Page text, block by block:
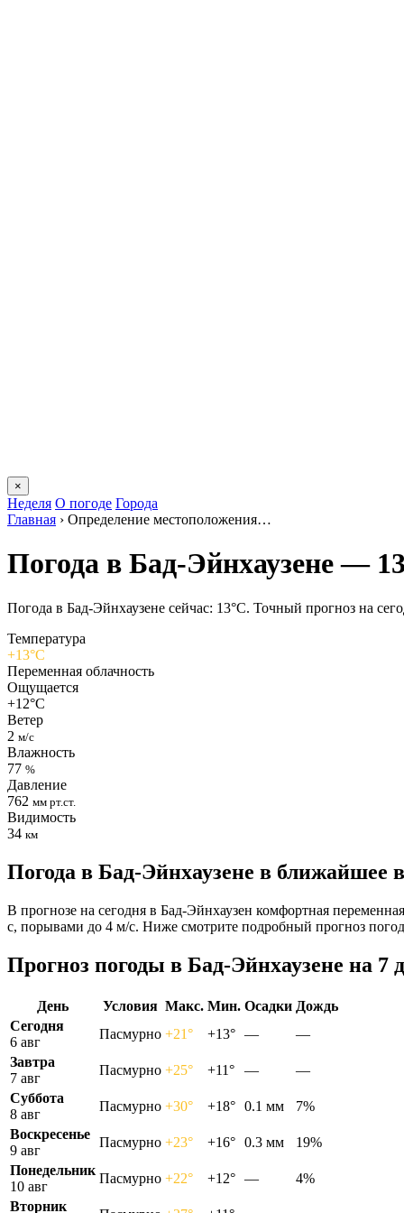
×
Неделя О погоде Города
Главная › Определение местоположения…
Погода в Бад-Эйнхаузене —
Погода в Бад-Эйнхаузене сейчас: 13°C. Точный прогноз на
Температура
+13°C
Переменная облачность
Ощущается
+12°C
Ветер
2 м/с
Влажность
77 %
Давление
762 мм рт.ст.
Видимость
34 км
Погода в Бад-Эйнхаузене в ближайшее
В прогнозе на сегодня в Бад-Эйнхаузен комфортная
с, порывами до 4 м/с. Ниже смотрите подробный прогноз
Прогноз погоды в Бад-Эйнхаузене на 7
День Условия Макс. Мин. Осадки Дождь
Сегодня
6 авг
Пасмурно +21° +13° —
—
Завтра
7 авг
Пасмурно +25° +11° —
—
Суббота
8 авг
Пасмурно +30° +18° 0.1 мм
7%
Воскресенье
9 авг
Пасмурно +23° +16° 0.3 мм
19%
Понедельник
10 авг
Пасмурно +22° +12° —
4%
Вторник